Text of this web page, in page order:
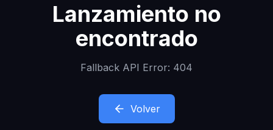
Lanzamiento no
encontrado
Fallback API Error: 404
Volver